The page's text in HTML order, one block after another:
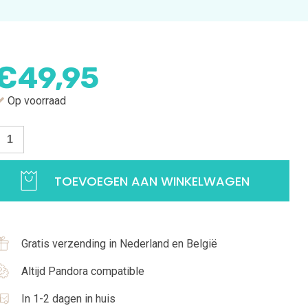
49,95
Op voorraad
Letter
zirkonia
TOEVOEGEN AAN WINKELWAGEN
Gratis verzending in Nederland en België
Altijd Pandora compatible
In 1-2 dagen in huis